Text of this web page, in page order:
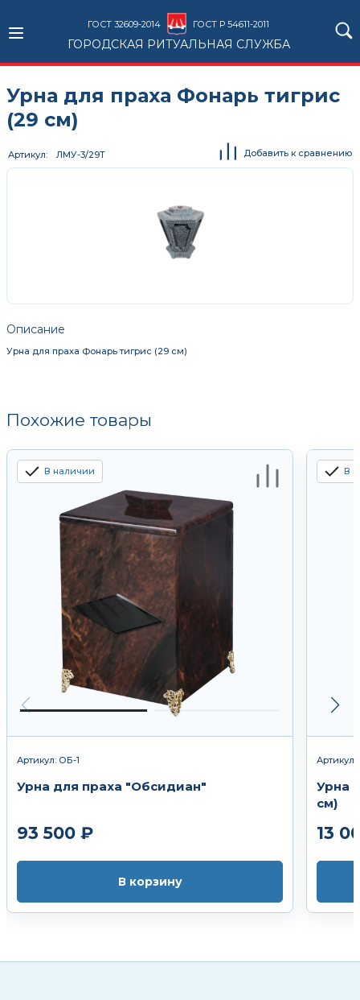
ГОСТ 32609-2014 ГОСТ Р 54611-2011
ГОРОДСКАЯ РИТУАЛЬНАЯ СЛУЖБА
Урна для праха Фонарь тигрис
(29 см)
Описание
Урна для праха Фонарь тигрис (29 см)
Артикул ЛМУ-3/29Т Добавить к сравнению
Похожие товары
В наличии
Артикул: ОБ-1
Урна для праха "Обсидиан"
93 500 ₽
В корзину
В
Урна
см)
13